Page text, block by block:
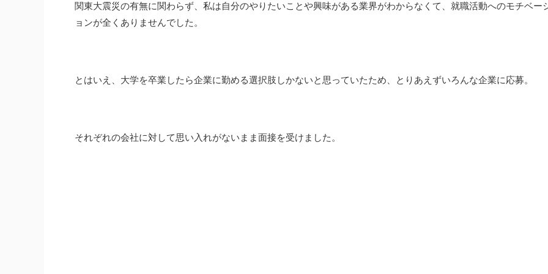
関東大震災の有無に関わらず、私は自分のやりたいことや興味がある業界がわからなくて、就職活動へのモチベー
ョンが全くありませんでした。
とはいえ、大学を卒業したら企業に勤める選択肢しかないと思っていたため、とりあえずいろんな企業に応募。
それぞれの会社に対して思い入れがないまま面接を受けました。